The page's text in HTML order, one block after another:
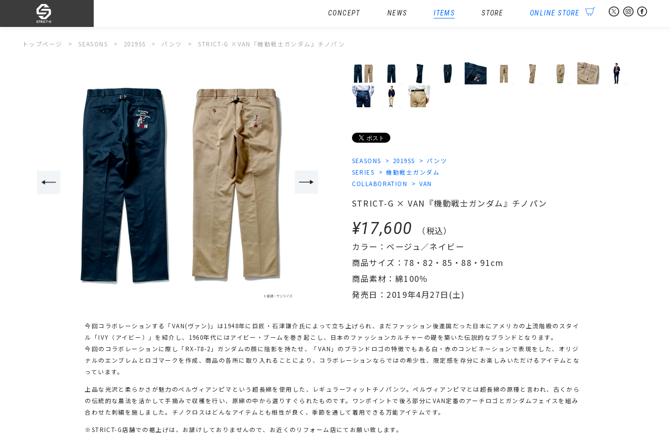
ITEMS
CONCEPT NEWS STORE ONLINE STORE
トップページ SEASONS 2019SS パンツ STRICT-G ×VAN『機動戦士ガンダム』チノパン
SEASONS 2019SS
パンツ
SERIES
機動戦士ガンダム
COLLABORATION
VAN
STRICT-G × VAN『機動戦士ガンダム』チノパン
¥17,600
（税込）
カラー：ベージュ／ネイビー
商品サイズ：78・82・85・88・91cm
商品素材：綿100％
発売日：2019年4月27日(土)
今回コラボレーションする「VAN(ヴァン)」は1948年に巨匠・石津謙介氏によって立ち上げられ、まだファッション後進国だった日本にアメリカの上流階級のスタイ
ル「IVY（アイビー）」を紹介し、1960年代にはアイビー・ブームを巻き起こし、日本のファッションカルチャーの礎を築いた伝説的なブランドとなります。
今回のコラボレーションに際し「RX-78-2」ガンダムの顔に陰影を持たせ、「VAN」のブランドロゴの特徴でもある白・赤のコンビネーションで表現をした、オリジ
ナルのエンブレムとロゴマークを作成、商品の各所に取り入れることにより、コラボレーションならではの希少性、限定感を存分にお楽しみいただけるアイテムとな
っています。
上品な光沢と柔らかさが魅力のペルヴィアンピマという超長綿を使用した、レギュラーフィットチノパンツ。ペルヴィアンピマとは超長綿の原種と言われ、古くから
の伝統的な農法を活かして手摘みで収穫を行い、原綿の中から選りすぐられたものです。ワンポイントで後ろ部分にVAN定番のアーチロゴとガンダムフェイスを組み
合わせた刺繍を施しました。チノクロスはどんなアイテムとも相性が良く、季節を通して着用できる万能アイテムです。
※STRICT-G店舗での裾上げは、お請けしておりませんので、お近くのリフォーム店にてお願い致します。